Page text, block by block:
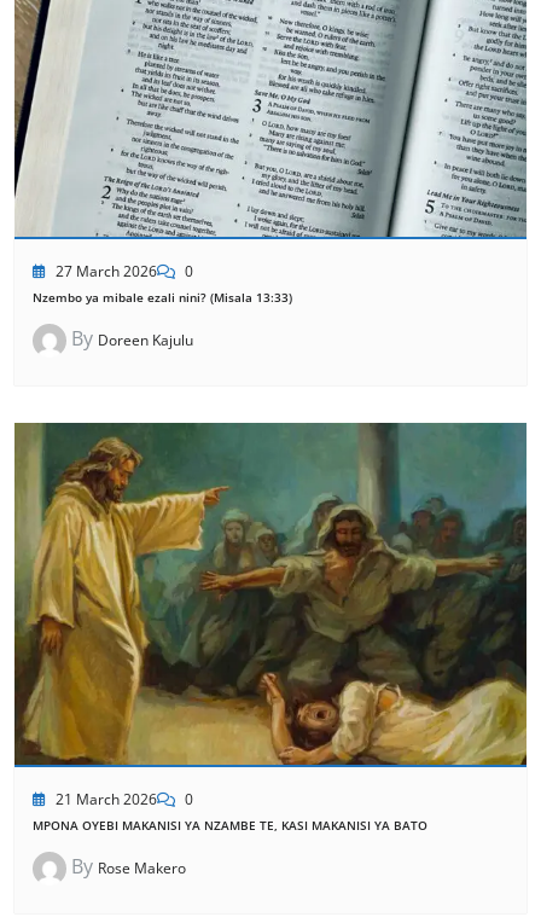
27 March 2026 0
Nzembo ya mibale ezali nini? (Misala 13:33)
By Doreen Kajulu
21 March 2026 0
MPONA OYEBI MAKANISI YA NZAMBE TE, KASI MAKANISI YA BATO
By Rose Makero